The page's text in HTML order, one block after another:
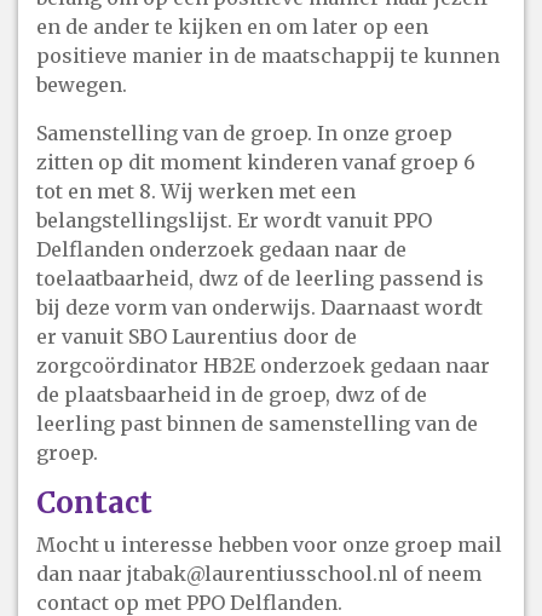
en de ander te kijken en om later op een
positieve manier in de maatschappij te kunnen
bewegen.
Samenstelling van de groep. In onze groep
zitten op dit moment kinderen vanaf groep 6
tot en met 8. Wij werken met een
belangstellingslijst. Er wordt vanuit PPO
Delflanden onderzoek gedaan naar de
toelaatbaarheid, dwz of de leerling passend is
bij deze vorm van onderwijs. Daarnaast wordt
er vanuit SBO Laurentius door de
zorgcoördinator HB2E onderzoek gedaan naar
de plaatsbaarheid in de groep, dwz of de
leerling past binnen de samenstelling van de
groep.
Contact
Mocht u interesse hebben voor onze groep mail
dan naar jtabak@laurentiusschool.nl of neem
contact op met PPO Delflanden.